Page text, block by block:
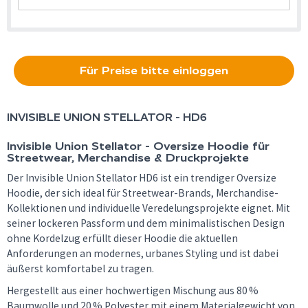
Für Preise bitte einloggen
INVISIBLE UNION STELLATOR - HD6
Invisible Union Stellator - Oversize Hoodie für
Streetwear, Merchandise & Druckprojekte
Der Invisible Union Stellator HD6 ist ein trendiger Oversize
Hoodie, der sich ideal für Streetwear-Brands, Merchandise-
Kollektionen und individuelle Veredelungsprojekte eignet. Mit
seiner lockeren Passform und dem minimalistischen Design
ohne Kordelzug erfüllt dieser Hoodie die aktuellen
Anforderungen an modernes, urbanes Styling und ist dabei
äußerst komfortabel zu tragen.
Hergestellt aus einer hochwertigen Mischung aus 80 %
Baumwolle und 20 % Polyester mit einem Materialgewicht von